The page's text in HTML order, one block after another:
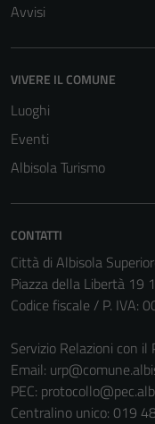
Avvisi
VIVERE IL COMUNE
Luoghi
Eventi
Albisola Turismo
CONTATTI
Città di Albisola
Piazza della Libertà 19
Codice fiscale / P. IVA:
Servizio Relazioni con il
Email:
PEC:
Centralino unico: 019